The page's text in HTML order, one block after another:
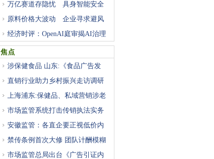
万亿赛道存隐忧 具身智能安全
原料价格大波动 企业寻求避风
经济时评：OpenAI庭审揭AI治理
困
焦点
涉保健食品 山东:《食品广告发
直销行业助力乡村振兴走访调研
上海浦东:保健品、私域营销涉老
市场监管系统打击传销执法实务
安徽监管：各直企要正视低价内
禁传条例首次大修 团队计酬模糊
市场监管总局出台《广告引证内